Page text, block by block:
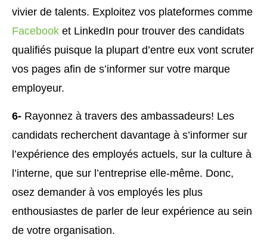
vivier de talents. Exploitez vos plateformes comme
Facebook et LinkedIn pour trouver des candidats
qualifiés puisque la plupart d’entre eux vont scruter
vos pages afin de s’informer sur votre marque
employeur.
6- Rayonnez à travers des ambassadeurs! Les
candidats recherchent davantage à s’informer sur
l’expérience des employés actuels, sur la culture à
l’interne, que sur l’entreprise elle-même. Donc,
osez demander à vos employés les plus
enthousiastes de parler de leur expérience au sein
de votre organisation.